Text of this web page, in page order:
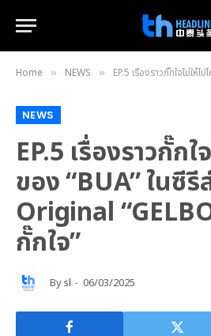
Home » NEWS » EP.5 เรื่องราวกั๊กใจไม่ให้ไปไหนของ
NEWS
EP.5 เรื่องราวกั๊กใ
ของ “BUA” ในซี
Original
กั๊กใจ”
Bysl 06/03/2025